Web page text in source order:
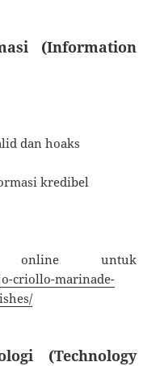
(Information
dan hoaks
kredibel
online untuk
criollo-marinade-
(Technology